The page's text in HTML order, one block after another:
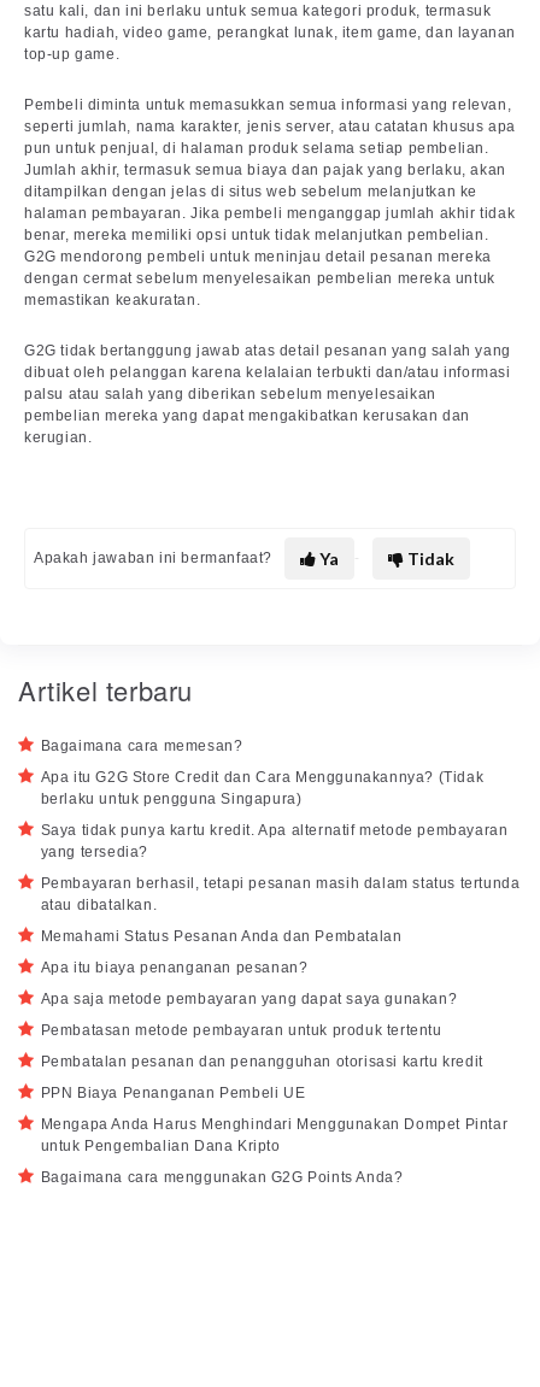
satu kali, dan ini berlaku untuk semua kategori produk, termasuk
kartu hadiah, video game, perangkat lunak, item game, dan layanan
top-up game.
Pembeli diminta untuk memasukkan semua informasi yang relevan,
seperti jumlah, nama karakter, jenis server, atau catatan khusus apa
pun untuk penjual, di halaman produk selama setiap pembelian.
Jumlah akhir, termasuk semua biaya dan pajak yang berlaku, akan
ditampilkan dengan jelas di situs web sebelum melanjutkan ke
halaman pembayaran. Jika pembeli menganggap jumlah akhir tidak
benar, mereka memiliki opsi untuk tidak melanjutkan pembelian.
G2G mendorong pembeli untuk meninjau detail pesanan mereka
dengan cermat sebelum menyelesaikan pembelian mereka untuk
memastikan keakuratan.
G2G tidak bertanggung jawab atas detail pesanan yang salah yang
dibuat oleh pelanggan karena kelalaian terbukti dan/atau informasi
palsu atau salah yang diberikan sebelum menyelesaikan
pembelian mereka yang dapat mengakibatkan kerusakan dan
kerugian.
Apakah jawaban ini bermanfaat? Ya Tidak
Artikel terbaru
Bagaimana cara memesan?
Apa itu G2G Store Credit dan Cara Menggunakannya? (Tidak
berlaku untuk pengguna Singapura)
Saya tidak punya kartu kredit. Apa alternatif metode pembayaran
yang tersedia?
Pembayaran berhasil, tetapi pesanan masih dalam status tertunda
atau dibatalkan.
Memahami Status Pesanan Anda dan Pembatalan
Apa itu biaya penanganan pesanan?
Apa saja metode pembayaran yang dapat saya gunakan?
Pembatasan metode pembayaran untuk produk tertentu
Pembatalan pesanan dan penangguhan otorisasi kartu kredit
PPN Biaya Penanganan Pembeli UE
Mengapa Anda Harus Menghindari Menggunakan Dompet Pintar
untuk Pengembalian Dana Kripto
Bagaimana cara menggunakan G2G Points Anda?